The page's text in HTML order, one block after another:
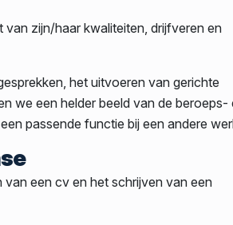
zijn/haar kwaliteiten, drijfveren en
het uitvoeren van gerichte
we een helder beeld van de beroeps-
passende functie bij een andere
een cv en het schrijven van een